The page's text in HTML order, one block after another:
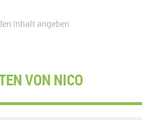
Inhalt angeben
VON NICO